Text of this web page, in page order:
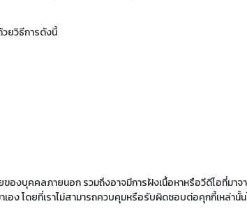
วยวิธีการดังนี้
ของบุคคลภายนอก รวมถึงอาจมีการฝังเนื้อหาหรือวีดีโอที่มา
ง โดยที่เราไม่สามารถควบคุมหรือรับผิดชอบต่อคุกกี้เหล่านั้น